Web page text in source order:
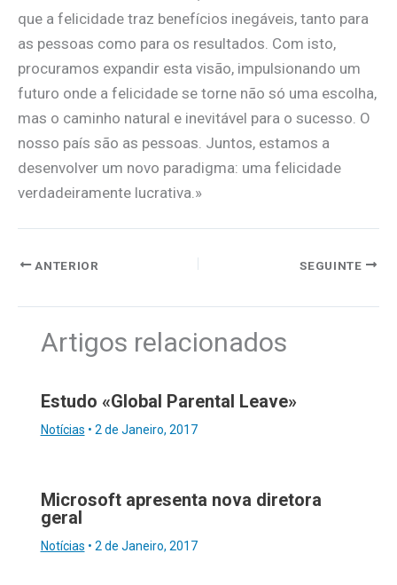
que a felicidade traz benefícios inegáveis, tanto para
as pessoas como para os resultados. Com isto,
procuramos expandir esta visão, impulsionando um
futuro onde a felicidade se torne não só uma escolha,
mas o caminho natural e inevitável para o sucesso. O
nosso país são as pessoas. Juntos, estamos a
desenvolver um novo paradigma: uma felicidade
verdadeiramente lucrativa.»
ANTERIOR SEGUINTE
Artigos relacionados
Estudo «Global Parental Leave»
Notícias • 2 de Janeiro, 2017
Microsoft apresenta nova diretora
geral
Notícias • 2 de Janeiro, 2017